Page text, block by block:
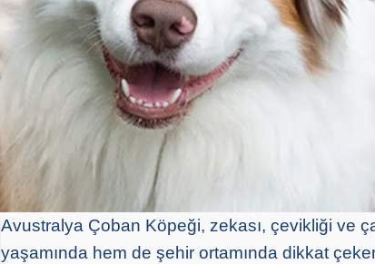
Avustralya Çoban Köpeği, zekası, çevikliği ve
yaşamında hem de şehir ortamında dikkat